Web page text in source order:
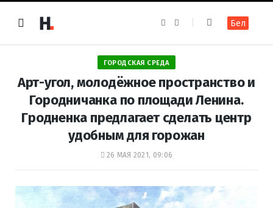
e
b
o
o
k
t
a
m
Бел
ГОРОДСКАЯ СРЕДА
Арт-угол, молодёжное пространство и
Городничанка по площади Ленина.
Гродненка предлагает сделать центр
удобным для горожан
26 МАЯ 2021, 09:06